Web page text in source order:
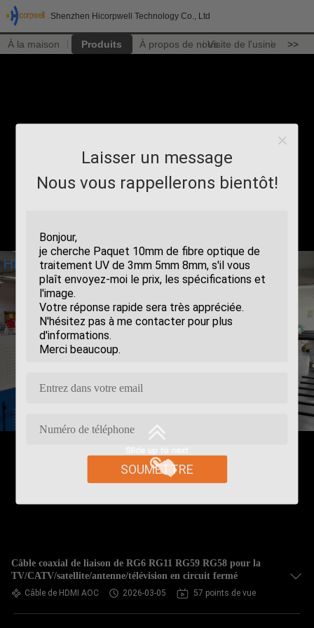
Shenzhen Hicorpwell Technology Co., Ltd
À la maison Produits À propos de nousVisite de l'usine >>
Laisser un message
Nous vous rappellerons bientôt!
SOUMETTRE
Câble coaxial de liaison de RG6 RG11 RG59 RG58 pour la
TV/CATV/satellite/antenne/télévision en circuit fermé
Câble de HDMI AOC 2026-03-05 57 points de vue